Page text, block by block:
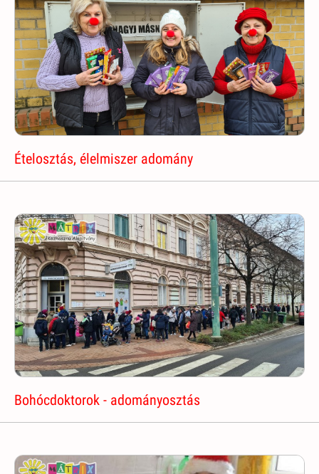
Ételosztás, élelmiszer adomány
Bohócdoktorok - adományosztás